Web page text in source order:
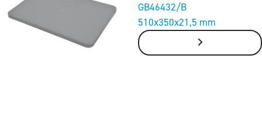
GB46432/B
510x350x21,5 mm